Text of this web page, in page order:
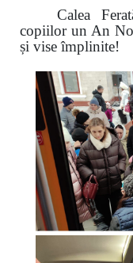
Calea
copiilor un An
și vise împlinite!